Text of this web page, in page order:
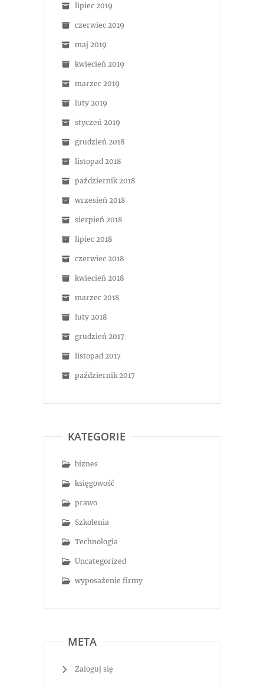
lipiec 2019
czerwiec 2019
maj 2019
kwiecień 2019
marzec 2019
luty 2019
styczeń 2019
grudzień 2018
listopad 2018
październik 2018
wrzesień 2018
sierpień 2018
lipiec 2018
czerwiec 2018
kwiecień 2018
marzec 2018
luty 2018
grudzień 2017
listopad 2017
październik 2017
KATEGORIE
biznes
księgowość
prawo
Szkolenia
Technologia
Uncategorized
wyposażenie firmy
META
Zaloguj się